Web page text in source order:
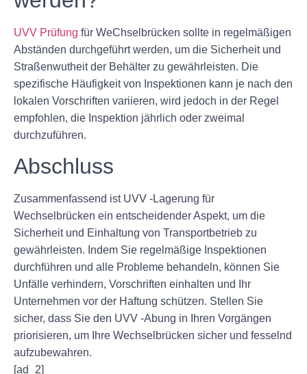
UVV Prüfung für WeChselbrücken sollte in regelmäßigen
Abständen durchgeführt werden, um die Sicherheit und
Straßenwutheit der Behälter zu gewährleisten. Die
spezifische Häufigkeit von Inspektionen kann je nach den
lokalen Vorschriften variieren, wird jedoch in der Regel
empfohlen, die Inspektion jährlich oder zweimal
durchzuführen.
Abschluss
Zusammenfassend ist UVV -Lagerung für
Wechselbrücken ein entscheidender Aspekt, um die
Sicherheit und Einhaltung von Transportbetrieb zu
gewährleisten. Indem Sie regelmäßige Inspektionen
durchführen und alle Probleme behandeln, können Sie
Unfälle verhindern, Vorschriften einhalten und Ihr
Unternehmen vor der Haftung schützen. Stellen Sie
sicher, dass Sie den UVV -Abung in Ihren Vorgängen
priorisieren, um Ihre Wechselbrücken sicher und fesselnd
aufzubewahren.
[ad_2]